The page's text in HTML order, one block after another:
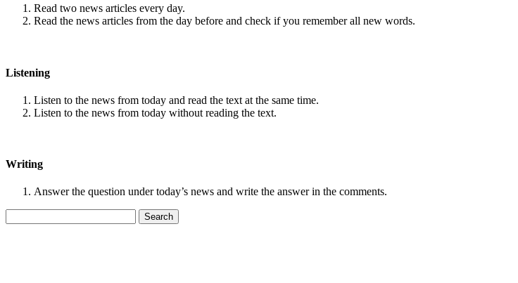
Read two news articles every day.
Read the news articles from the day before and check if you remember all new words.
Listening
Listen to the news from today and read the text at the same time.
Listen to the news from today without reading the text.
Writing
Answer the question under today’s news and write the answer in the comments.
for: